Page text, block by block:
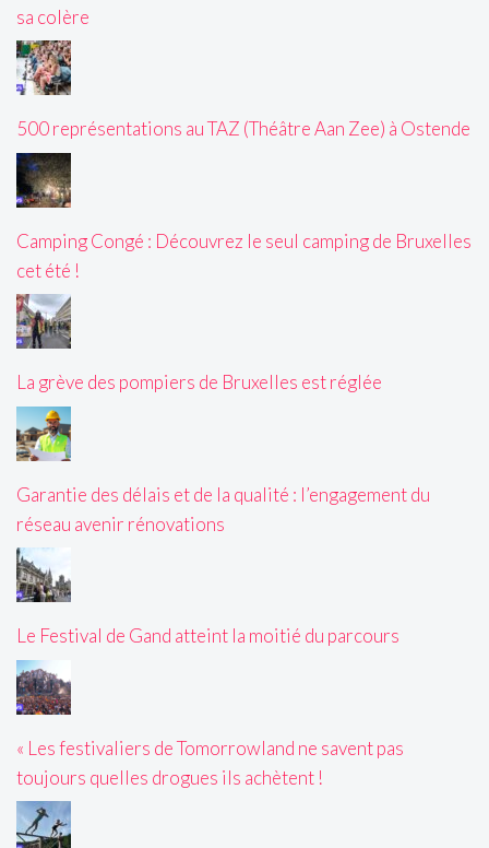
sa colère
500 représentations au TAZ (Théâtre Aan Zee) à Ostende
Camping Congé : Découvrez le seul camping de Bruxelles
cet été !
La grève des pompiers de Bruxelles est réglée
Garantie des délais et de la qualité : l’engagement du
réseau avenir rénovations
Le Festival de Gand atteint la moitié du parcours
« Les festivaliers de Tomorrowland ne savent pas
toujours quelles drogues ils achètent !